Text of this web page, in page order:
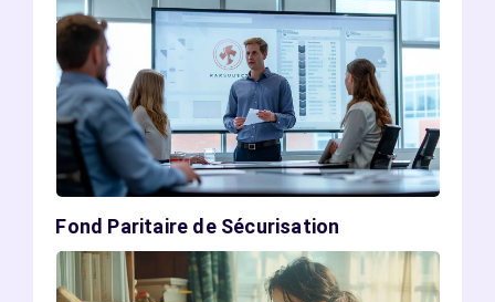
Fond Paritaire de Sécurisation